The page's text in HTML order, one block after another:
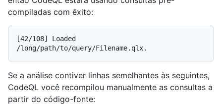
compiladas com êxito:
[42/108] Loaded
Se a análise contiver linhas semelhantes às seguintes,
CodeQL você recompilou manualmente as consultas a
partir do código-fonte: